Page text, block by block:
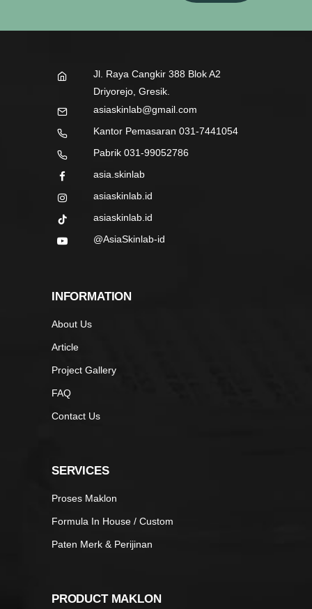
Jl. Raya Cangkir 388 Blok A2
Driyorejo, Gresik.
asiaskinlab@gmail.com
Kantor Pemasaran 031-7441054
Pabrik 031-99052786
asia.skinlab
asiaskinlab.id
asiaskinlab.id
@AsiaSkinlab-id
INFORMATION
About Us
Article
Project Gallery
FAQ
Contact Us
SERVICES
Proses Maklon
Formula In House / Custom
Paten Merk & Perijinan
PRODUCT MAKLON